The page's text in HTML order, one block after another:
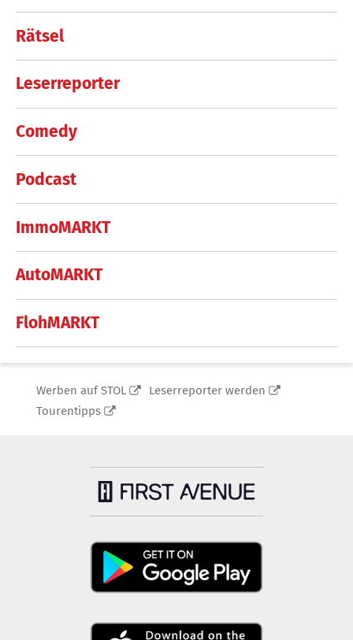
Rätsel
Leserreporter
Comedy
Podcast
ImmoMARKT
AutoMARKT
FlohMARKT
Werben auf STOL
Leserreporter werden
Tourentipps